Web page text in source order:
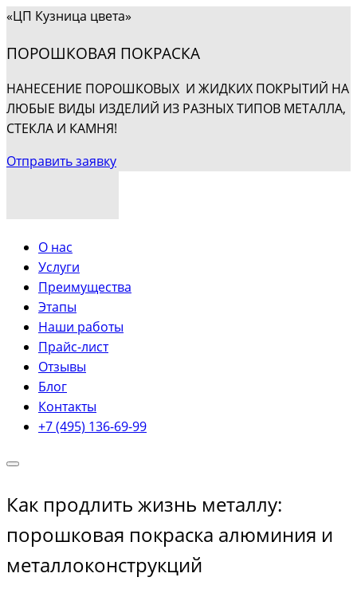
«ЦП Кузница цвета»
ПОРОШКОВАЯ ПОКРАСКА
НАНЕСЕНИЕ ПОРОШКОВЫХ И ЖИДКИХ ПОКРЫТИЙ НА
ЛЮБЫЕ ВИДЫ ИЗДЕЛИЙ ИЗ РАЗНЫХ ТИПОВ МЕТАЛЛА,
СТЕКЛА И КАМНЯ!
Отправить заявку
О нас
Услуги
Преимущества
Этапы
Наши работы
Прайс-лист
Отзывы
Блог
Контакты
+7 (495) 136-69-99
Как продлить жизнь металлу:
порошковая покраска алюминия и
металлоконструкций